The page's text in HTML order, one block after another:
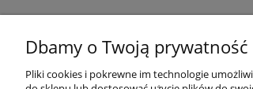
Przydatne linki
Dbamy o Twoją prywatność
Pliki cookies i pokrewne im technologie